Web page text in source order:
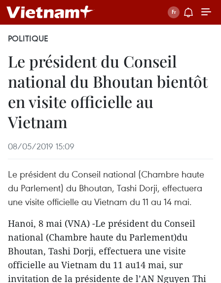
POLITIQUE
Le président du Conseil
national du Bhoutan bientôt
en visite officielle au
Vietnam
08/05/2019 15:09
Le président du Conseil national (Chambre haute
du Parlement) du Bhoutan, Tashi Dorji, effectuera
une visite officielle au Vietnam du 11 au 14 mai.
Hanoi, 8 mai (VNA) -Le président du Conseil
national (Chambre haute du Parlement)du
Bhoutan, Tashi Dorji, effectuera une visite
officielle au Vietnam du 11 au14 mai, sur
invitation de la présidente de l’AN Nguyen Thi